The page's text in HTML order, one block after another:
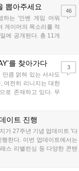
뽑아주세요
하는 '인벤 게임 어워
게이머의 목소리를 적
에 공개된다. 총 11개
'올해의 게임'과 '최고
을 제공하는 이벤트
46
를 찾아가다
큼 얽혀 있는 서사도
여전히 리니지는 대한
로 존재하고 있다. 무
통해 한 번 큰 변신을
3
이트 진행
가 27주년 기념 업데이트 '다
한다. 이번 업데이트에서는
스 리밸런싱 등 다양한 콘텐
의 아이템 복구권과 '27주년